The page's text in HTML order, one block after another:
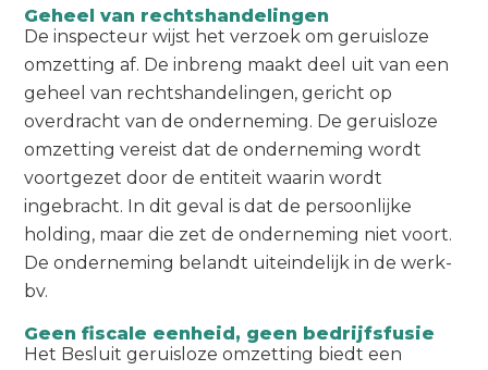
Geheel van rechtshandelingen
De inspecteur wijst het verzoek om geruisloze
omzetting af. De inbreng maakt deel uit van een
geheel van rechtshandelingen, gericht op
overdracht van de onderneming. De geruisloze
omzetting vereist dat de onderneming wordt
voortgezet door de entiteit waarin wordt
ingebracht. In dit geval is dat de persoonlijke
holding, maar die zet de onderneming niet voort.
De onderneming belandt uiteindelijk in de werk-
bv.
Geen fiscale eenheid, geen bedrijfsfusie
Het Besluit geruisloze omzetting biedt een